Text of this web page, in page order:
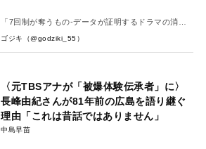
「7回制が奪うもの-データが証明するドラマの消
失-」
ゴジキ（@godziki_55）
〈元TBSアナが「被爆体験伝承者」に〉
長峰由紀さんが81年前の広島を語り継ぐ
理由「これは昔話ではありません」
中島早苗